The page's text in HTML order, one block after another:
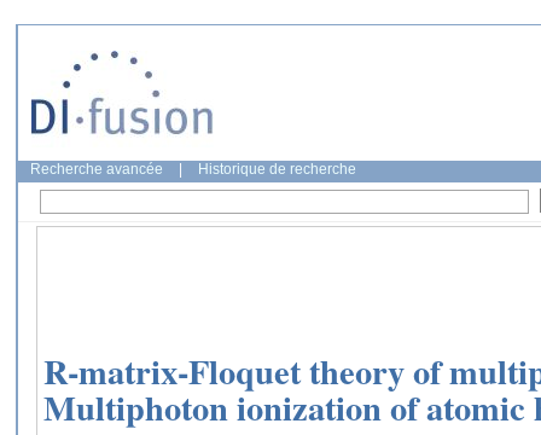
Recherche avancée Historique de recherche
R-matrix-Floquet theory of
Multiphoton ionization of atomic